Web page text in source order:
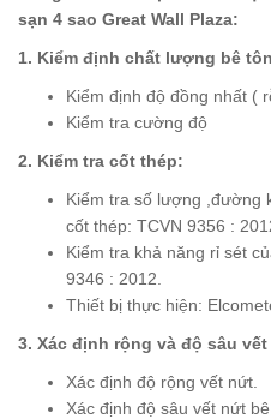
sạn 4 sao Great Wall Plaza:
1. Kiểm định chất lượng bê
Kiểm định độ đồng nhất (
Kiểm tra cường độ
2. Kiểm tra cốt thép:
Kiểm tra số lượng ,đường
cốt thép: TCVN 9356 :
Kiểm tra khả năng rỉ sét
9346 : 2012.
Thiết bị thực hiện:
3. Xác định rộng và độ sâu
Xác định độ rộng vết nứt.
Xác định độ sâu vết nứt